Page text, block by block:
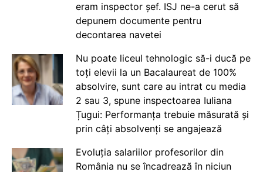
eram inspector șef. ISJ ne-a cerut să
depunem documente pentru
decontarea navetei
Nu poate liceul tehnologic să-i ducă pe
toți elevii la un Bacalaureat de 100%
absolvire, sunt care au intrat cu media
2 sau 3, spune inspectoarea Iuliana
Țugui: Performanța trebuie măsurată și
prin câți absolvenți se angajează
Evoluția salariilor profesorilor din
România nu se încadrează în niciun